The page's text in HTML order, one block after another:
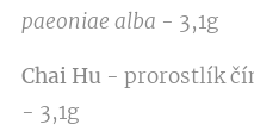
paeoniae alba - 3,1g
Chai Hu - prorostlík
- 3,1g